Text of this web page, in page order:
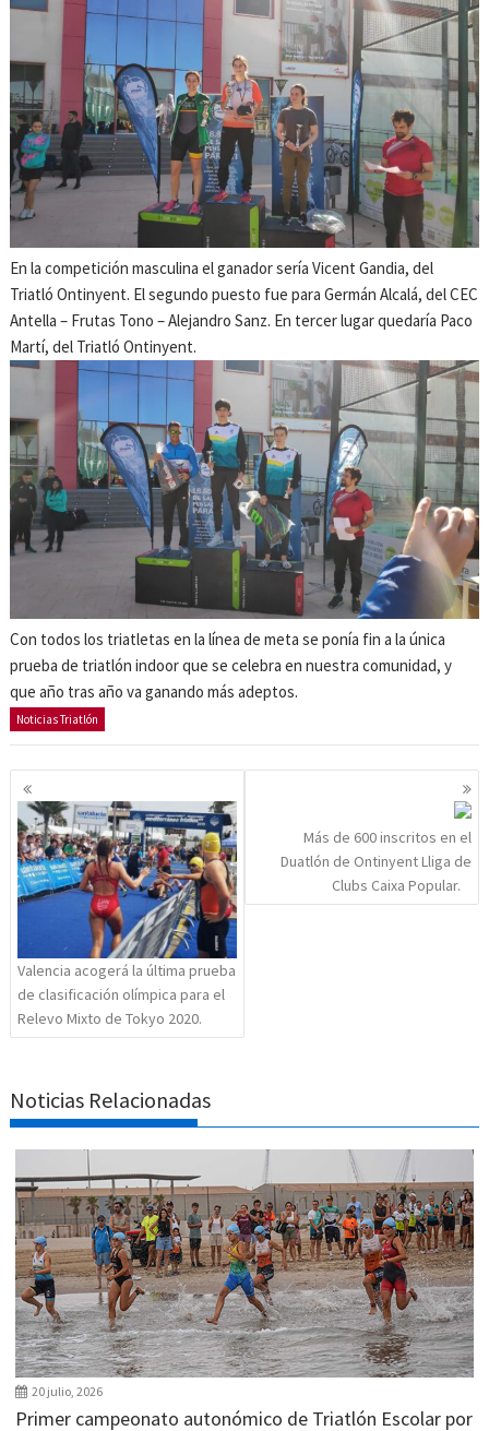
En la competición masculina el ganador sería Vicent Gandia, del
Triatló Ontinyent. El segundo puesto fue para Germán Alcalá, del CEC
Antella – Frutas Tono – Alejandro Sanz. En tercer lugar quedaría Paco
Martí, del Triatló Ontinyent.
Con todos los triatletas en la línea de meta se ponía fin a la única
prueba de triatlón indoor que se celebra en nuestra comunidad, y
que año tras año va ganando más adeptos.
Noticias Triatlón
Navegación
de
entradas
Valencia acogerá la última prueba
de clasificación olímpica para el
Relevo Mixto de Tokyo 2020.
Más de 600 inscritos en el
Duatlón de Ontinyent Lliga de
Clubs Caixa Popular.
Noticias Relacionadas
20 julio, 2026
Primer campeonato autonómico de Triatlón Escolar por